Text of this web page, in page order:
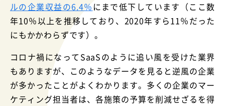
ルの企業収益の6.4％ にまで低下しています（ここ数
年10％以上を推移しており、2020年すら11％だった
にもかかわらずです）。
コロナ禍になってSaaSのように追い風を受けた業界
もありますが、このようなデータを見ると逆風の企業
が多かったことがよくわかります。多くの企業のマー
ケティング担当者は、各施策の予算を削減せざるを得